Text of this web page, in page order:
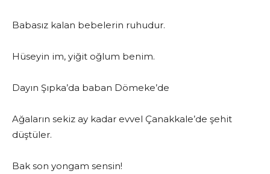
Babasız kalan bebelerin ruhudur.
Hüseyin im, yiğit oğlum benim.
Dayın Şıpka’da baban Dömeke’de
Ağaların sekiz ay kadar evvel Çanakkale’de şehit
düştüler.
Bak son yongam sensin!